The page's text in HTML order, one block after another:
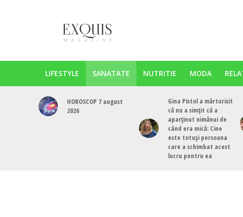
LIFESTYLE SANATATE NUTRITIE MODA
HOROSCOP 7 august
2026
Gina Pistol a mărturisit
că nu a simțit că a
aparținut nimănui de
când era mică: Cine
este totuși persoana
care a schimbat acest
lucru pentru ea